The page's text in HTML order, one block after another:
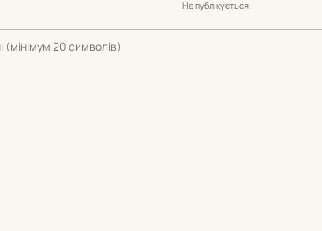
Не публікується